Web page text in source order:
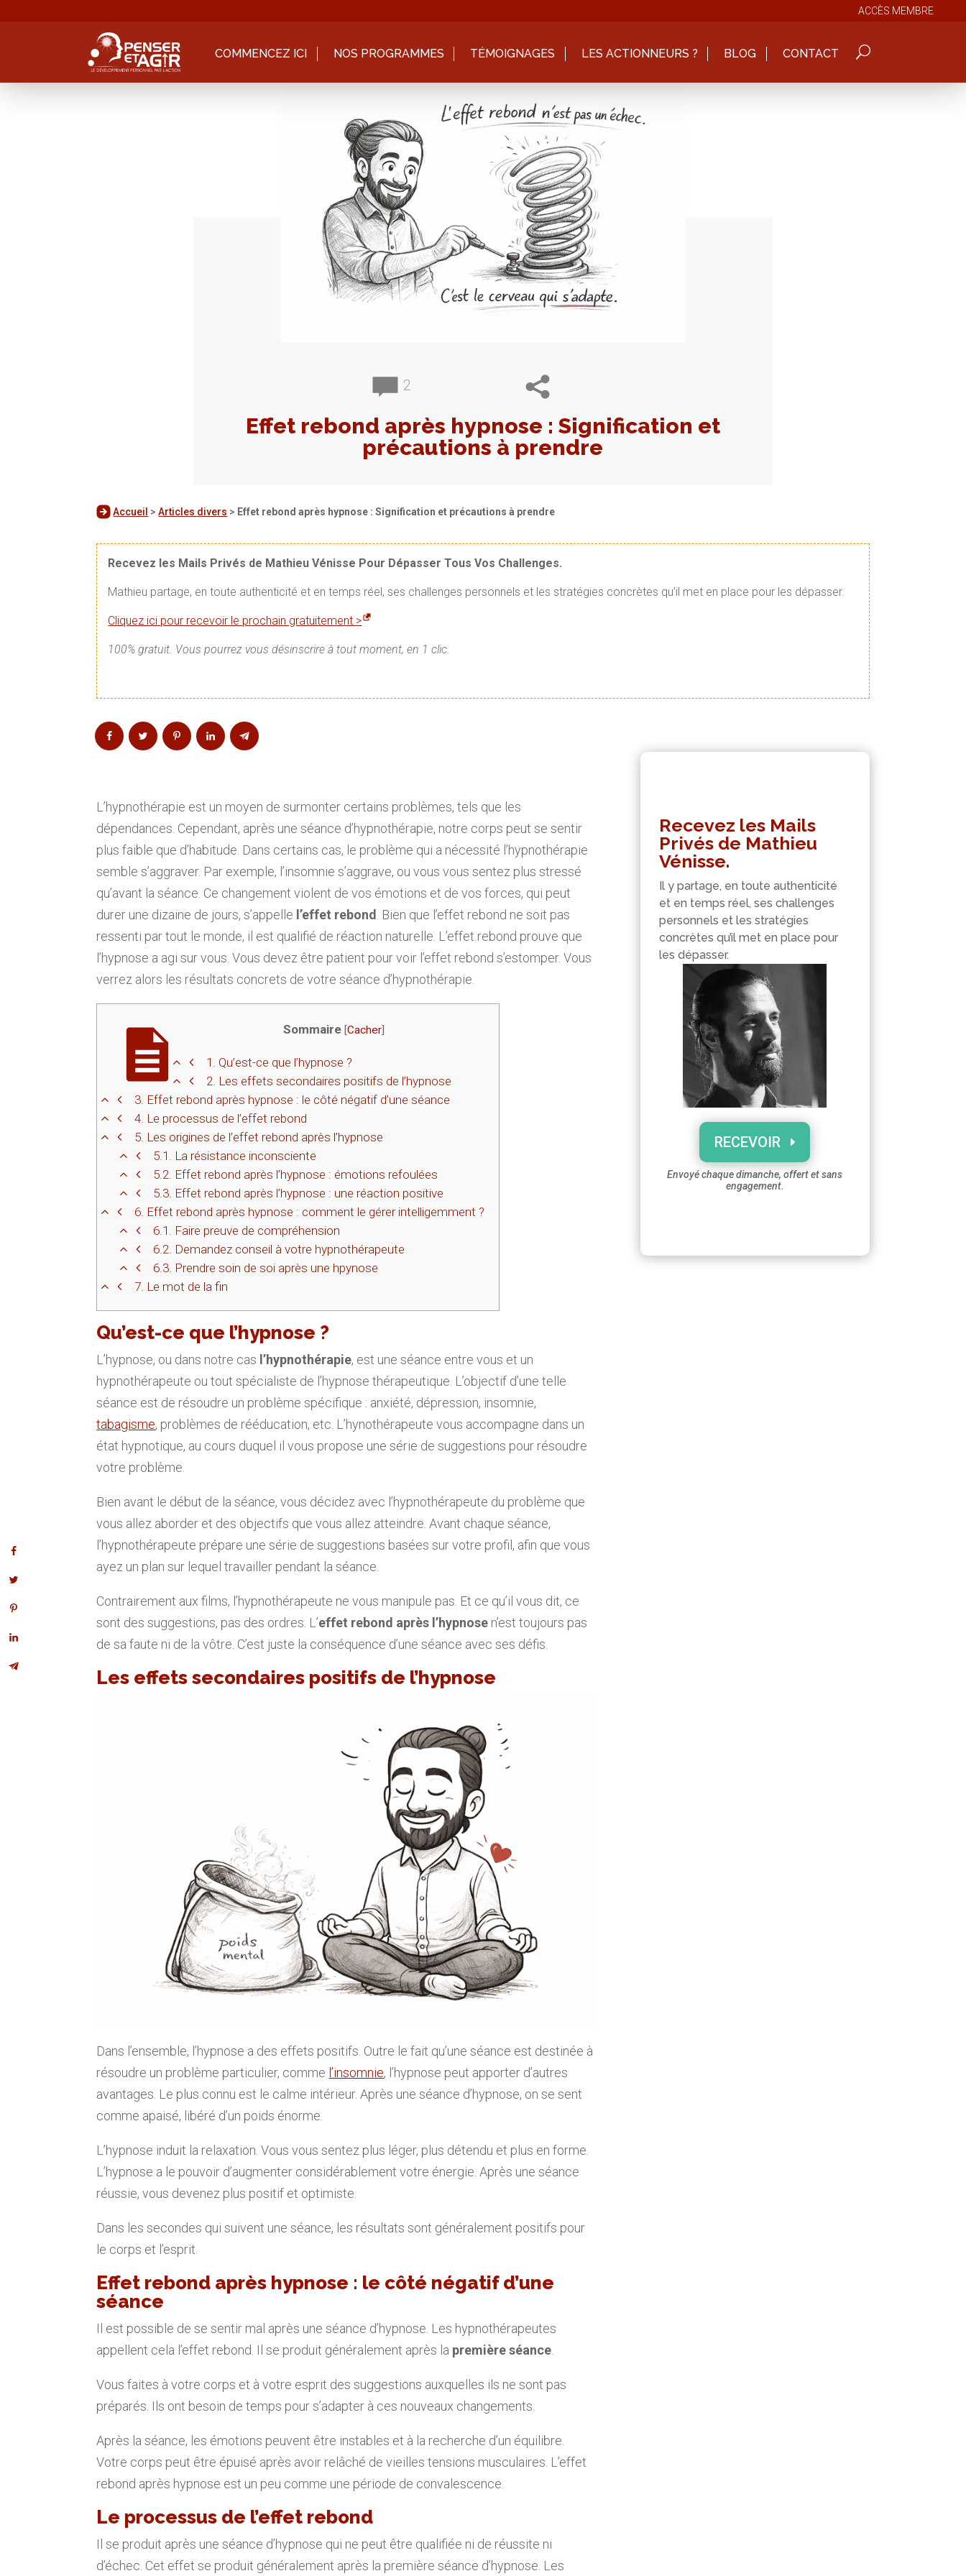
ACCÈS MEMBRE
COMMENCEZ ICI NOS PROGRAMMES TÉMOIGNAGES LES ACTIONNEURS ? BLOG CONTACT
2
Effet rebond après hypnose : Signification et
précautions à prendre
Accueil >Articles divers > Effet rebond après hypnose : Signification et précautions à prendre
Recevez les Mails Privés de Mathieu Vénisse Pour Dépasser Tous Vos Challenges.
Mathieu partage, en toute authenticité et en temps réel, ses challenges personnels et les stratégies concrètes qu’il met en place pour les dépasser.
Cliquez ici pour recevoir le prochain gratuitement >
100% gratuit. Vous pourrez vous désinscrire à tout moment, en 1 clic.
L’hypnothérapie est un moyen de surmonter certains problèmes, tels que les
dépendances. Cependant, après une séance d’hypnothérapie, notre corps peut se sentir
plus faible que d’habitude. Dans certains cas, le problème qui a nécessité l’hypnothérapie
semble s’aggraver. Par exemple, l’insomnie s’aggrave, ou vous vous sentez plus stressé
qu’avant la séance. Ce changement violent de vos émotions et de vos forces, qui peut
durer une dizaine de jours, s’appelle l’effet rebond . Bien que l’effet rebond ne soit pas
ressenti par tout le monde, il est qualifié de réaction naturelle. L’effet rebond prouve que
l’hypnose a agi sur vous. Vous devez être patient pour voir l’effet rebond s’estomper. Vous
verrez alors les résultats concrets de votre séance d’hypnothérapie.
Sommaire [Cacher]
1. Qu’est-ce que l’hypnose ?
2. Les effets secondaires positifs de l’hypnose
3. Effet rebond après hypnose : le côté négatif d’une séance
4. Le processus de l’effet rebond
5. Les origines de l’effet rebond après l’hypnose
5.1.
La résistance inconsciente
5.2. Effet rebond après l’hypnose : émotions refoulées
5.3. Effet rebond après l’hypnose : une réaction positive
6. Effet rebond après hypnose : comment le gérer intelligemment ?
6.1.
Faire preuve de compréhension
6.2. Demandez conseil à votre hypnothérapeute
6.3. Prendre soin de soi après une hpynose
7. Le mot de la fin
Qu’est-ce que l’hypnose ?
L’hypnose, ou dans notre cas l’hypnothérapie, est une séance entre vous et un
hypnothérapeute ou tout spécialiste de l’hypnose thérapeutique. L’objectif d’une telle
séance est de résoudre un problème spécifique : anxiété, dépression, insomnie,
tabagisme, problèmes de rééducation, etc. L’hynothérapeute vous accompagne dans un
état hypnotique, au cours duquel il vous propose une série de suggestions pour résoudre
votre problème.
Bien avant le début de la séance, vous décidez avec l’hypnothérapeute du problème que
vous allez aborder et des objectifs que vous allez atteindre. Avant chaque séance,
l’hypnothérapeute prépare une série de suggestions basées sur votre profil, afin que vous
ayez un plan sur lequel travailler pendant la séance.
Contrairement aux films, l’hypnothérapeute ne vous manipule pas. Et ce qu’il vous dit, ce
sont des suggestions, pas des ordres. L’effet rebond après l’hypnose n’est toujours pas
de sa faute ni de la vôtre. C’est juste la conséquence d’une séance avec ses défis.
Les effets secondaires positifs de l’hypnose
Dans l’ensemble, l’hypnose a des effets positifs. Outre le fait qu’une séance est destinée à
résoudre un problème particulier, comme l’insomnie, l’hypnose peut apporter d’autres
avantages. Le plus connu est le calme intérieur. Après une séance d’hypnose, on se sent
comme apaisé, libéré d’un poids énorme.
L’hypnose induit la relaxation. Vous vous sentez plus léger, plus détendu et plus en forme.
L’hypnose a le pouvoir d’augmenter considérablement votre énergie. Après une séance
réussie, vous devenez plus positif et optimiste.
Dans les secondes qui suivent une séance, les résultats sont généralement positifs pour
le corps et l’esprit.
Effet rebond après hypnose : le côté négatif d’une
séance
Il est possible de se sentir mal après une séance d’hypnose. Les hypnothérapeutes
appellent cela l’effet rebond. Il se produit généralement après la première séance
Vous faites à votre corps et à votre esprit des suggestions auxquelles ils ne sont pas
préparés. Ils ont besoin de temps pour s’adapter à ces nouveaux changements.
Après la séance, les émotions peuvent être instables et à la recherche d’un équilibre.
Votre corps peut être épuisé après avoir relâché de vieilles tensions musculaires. L’effet
rebond après hypnose est un peu comme une période de convalescence.
Le processus de l’effet rebond
Il se produit après une séance d’hypnose qui ne peut être qualifiée ni de réussite ni
d’échec. Cet effet se produit généralement après la première séance d’hypnose. Les
Recevez les Mails
Privés de Mathieu
Vénisse.
Il y partage, en toute authenticité
et en temps réel, ses challenges
personnels et les stratégies
concrètes qu’il met en place pour
les dépasser.
RECEVOIR
Envoyé chaque dimanche, offert et sans
engagement.